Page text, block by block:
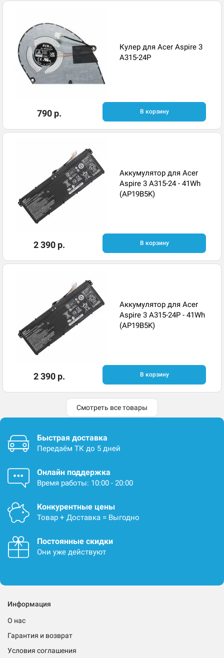
Кулер для Acer Aspire 3
A315-24P
790 р. В корзину
Аккумулятор для Acer
Aspire 3 A315-24 - 41Wh
(AP19B5K)
2 390 р. В корзину
Аккумулятор для Acer
Aspire 3 A315-24P - 41Wh
(AP19B5K)
2 390 р. В корзину
Смотреть все товары
Быстрая доставка
Передаём ТК до 5 дней
Онлайн поддержка
Время работы: 10:00 - 20:00
Конкурентные цены
Товар + Доставка = Выгодно
Постоянные скидки
Они уже действуют
Информация
О нас
Гарантия и возврат
Условия соглашения